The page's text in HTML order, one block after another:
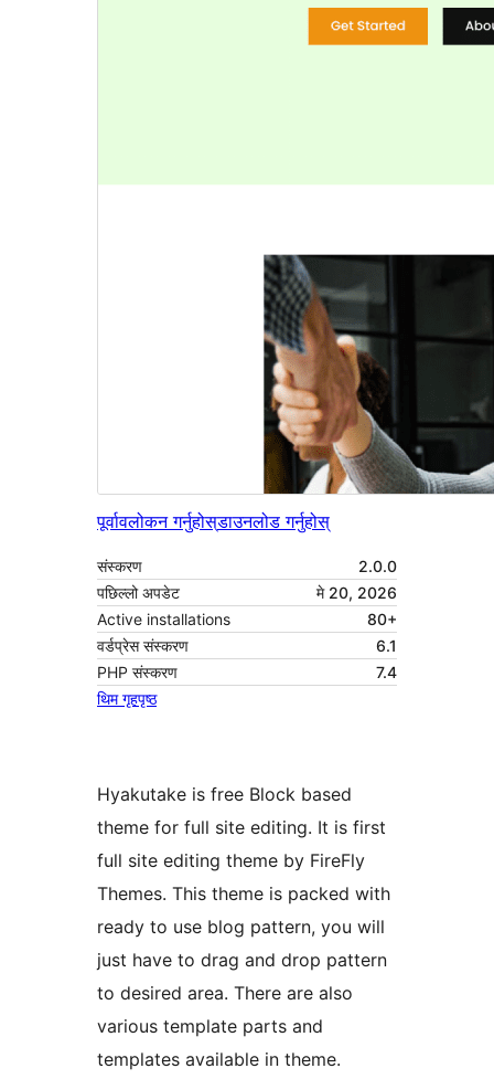
पूर्वावलोकन गर्नुहोस्डाउनलोड गर्नुहोस्
संस्करण
2.0.0
पछिल्लो अपडेट
मे 20, 2026
Active installations
80+
वर्डप्रेस संस्करण
6.1
PHP संस्करण
7.4
थिम गृहपृष्ठ
Hyakutake is free Block based
theme for full site editing. It is first
full site editing theme by FireFly
Themes. This theme is packed with
ready to use blog pattern, you will
just have to drag and drop pattern
to desired area. There are also
various template parts and
templates available in theme.